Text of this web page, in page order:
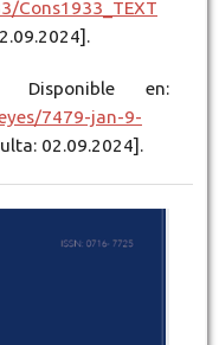
Cons1933_TEXT
Disponible en:
7479-jan-9-
02.09.2024].